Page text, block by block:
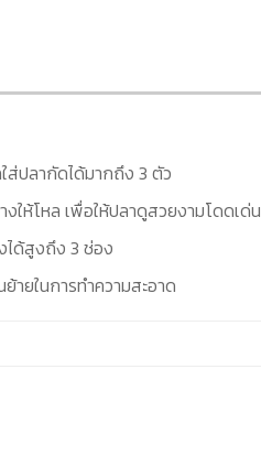
ส่ปลากัดได้มากถึง 3 ตัว
ให้โหล เพื่อให้ปลาดูสวยงามโดดเด่น
ด้สูงถึง 3 ช่อง
ายในการทำความสะอาด